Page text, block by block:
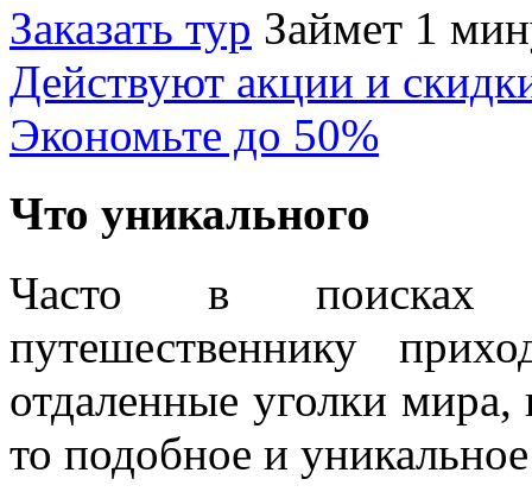
Заказать тур Займет 1
Действуют акции и
Экономьте до 50%
Что уникального
Часто в поисках
путешественнику
отдаленные уголки мира,
то подобное и